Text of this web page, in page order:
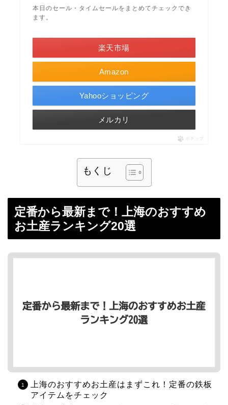
本日のセール・タイムセールをまとめてチェックでき
ます。
Amazon
楽天市場
Yahooショッピング
メルカリ
ポチップ
もくじ
定番から最新まで！上海のおすすめ
お土産ランキング20選
上海のおすすめお土産はまずこれ！定番の鉄板
アイテムをチェック